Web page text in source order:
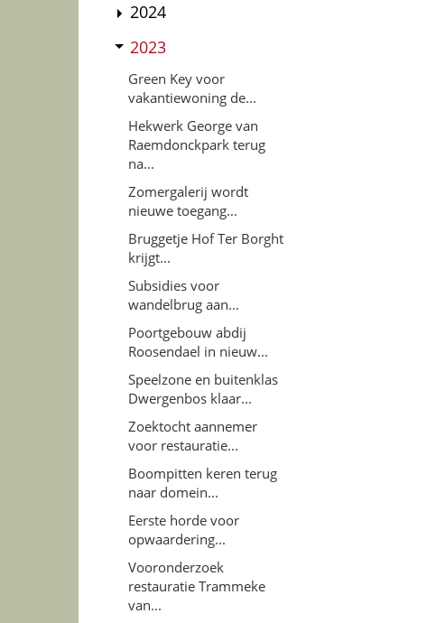
2024
2023
Green Key voor
vakantiewoning de...
Hekwerk George van
Raemdonckpark terug
na...
Zomergalerij wordt
nieuwe toegang...
Bruggetje Hof Ter Borght
krijgt...
Subsidies voor
wandelbrug aan...
Poortgebouw abdij
Roosendael in nieuw...
Speelzone en buitenklas
Dwergenbos klaar...
Zoektocht aannemer
voor restauratie...
Boompitten keren terug
naar domein...
Eerste horde voor
opwaardering...
Vooronderzoek
restauratie Trammeke
van...